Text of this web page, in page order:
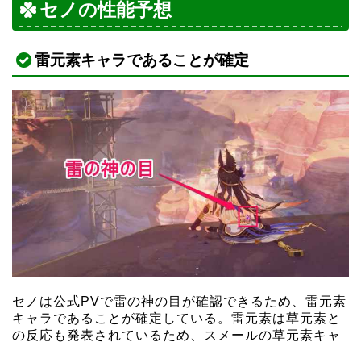
セノの性能予想
雷元素キャラであることが確定
セノは公式PVで雷の神の目が確認できるため、雷元素
キャラであることが確定している。雷元素は草元素と
の反応も発表されているため、スメールの草元素キャ